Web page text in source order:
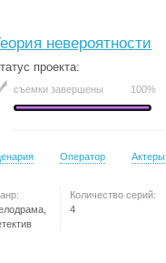
невероятности
проекта:
съемки завершены 100%
Оператор Актеры
Количество серий:
4